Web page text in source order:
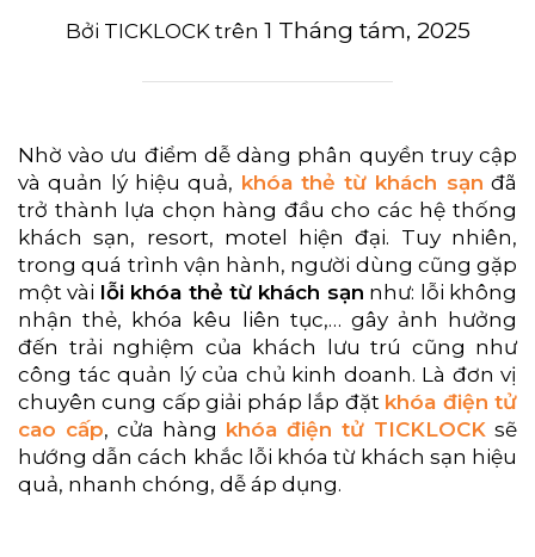
Bởi TICKLOCKtrên 1 Tháng tám, 2025
Nhờ vào ưu điểm dễ dàng phân quyền truy cập
và quản lý hiệu quả, khóa thẻ từ khách sạn đã
trở thành lựa chọn hàng đầu cho các hệ thống
khách sạn, resort, motel hiện đại. Tuy nhiên,
trong quá trình vận hành, người dùng cũng gặp
một vài lỗi khóa thẻ từ khách sạn như: lỗi không
nhận thẻ, khóa kêu liên tục,… gây ảnh hưởng
đến trải nghiệm của khách lưu trú cũng như
công tác quản lý của chủ kinh doanh. Là đơn vị
chuyên cung cấp giải pháp lắp đặt khóa điện tử
cao cấp, cửa hàng khóa điện tử TICKLOCK sẽ
hướng dẫn cách khắc lỗi khóa từ khách sạn hiệu
quả, nhanh chóng, dễ áp dụng.